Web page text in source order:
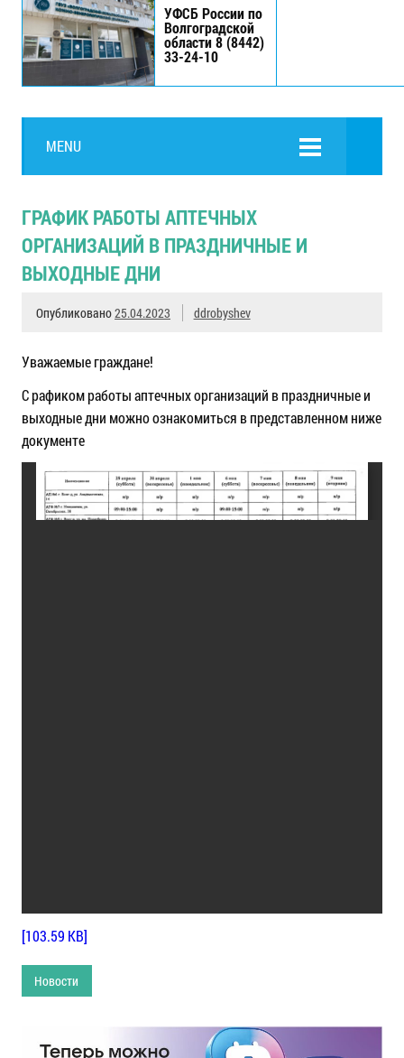
УФСБ России по
Волгоградской
области 8 (8442)
33-24-10
MENU
ГРАФИК РАБОТЫ АПТЕЧНЫХ
ОРГАНИЗАЦИЙ В ПРАЗДНИЧНЫЕ И
ВЫХОДНЫЕ ДНИ
Опубликовано25.04.2023 ddrobyshev
Уважаемые граждане!
С рафиком работы аптечных организаций в праздничные и
выходные дни можно ознакомиться в представленном ниже
документе
[103.59 KB]
Новости